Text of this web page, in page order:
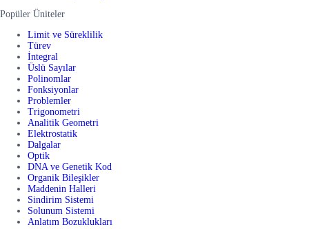
Popüler Üniteler
Limit ve Süreklilik
Türev
İntegral
Üslü Sayılar
Polinomlar
Fonksiyonlar
Problemler
Trigonometri
Analitik Geometri
Elektrostatik
Dalgalar
Optik
DNA ve Genetik Kod
Organik Bileşikler
Maddenin Halleri
Sindirim Sistemi
Solunum Sistemi
Anlatım Bozuklukları